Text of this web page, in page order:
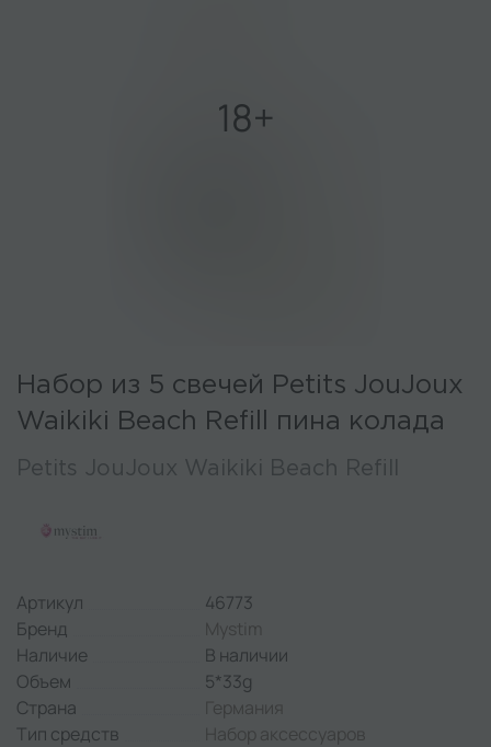
Набор из 5 свечей Petits JouJoux
Waikiki Beach Refill пина колада
Petits JouJoux Waikiki Beach Refill
Артикул
46773
Бренд
Mystim
Наличие
В наличии
Объем
5*33g
Страна
Германия
Тип средств
Набор аксессуаров